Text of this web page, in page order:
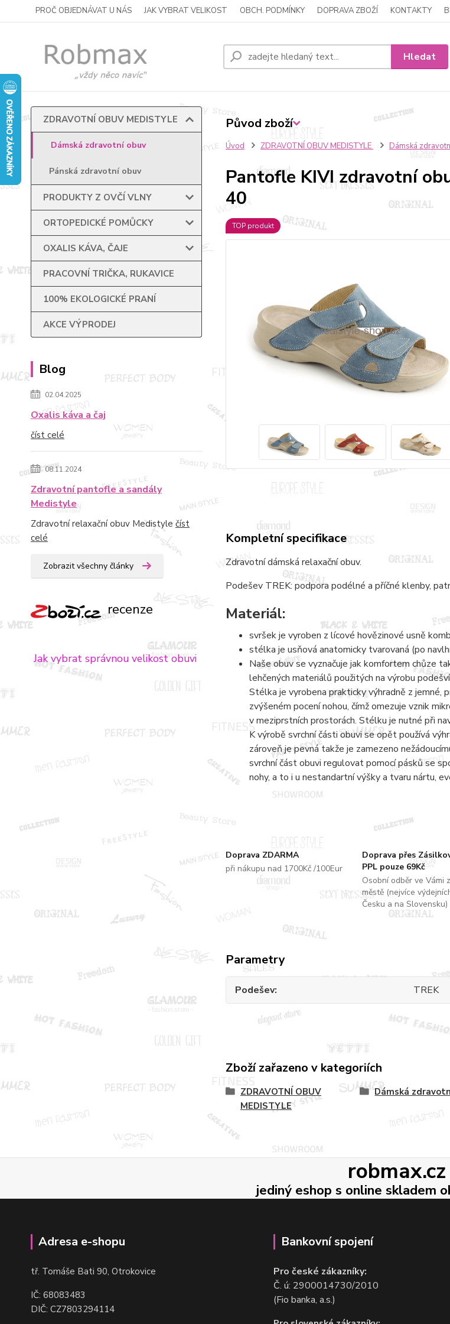
PROČ OBJEDNÁVAT U NÁS JAK VYBRAT VELIKOST OBCH. PODMÍNKY DOPRAVA ZBOŽÍ KONTAKTY
Hledat
ZDRAVOTNÍ OBUV MEDISTYLE
Dámská zdravotní obuv
Pánská zdravotní obuv
PRODUKTY Z OVČÍ VLNY
ORTOPEDICKÉ POMŮCKY
OXALIS KÁVA, ČAJE
PRACOVNÍ TRIČKA, RUKAVICE
100% EKOLOGICKÉ PRANÍ
AKCE VÝPRODEJ
Blog
02.04.2025
Oxalis káva a čaj
číst celé
08.11.2024
Zdravotní pantofle a sandály
Medistyle
Zdravotní relaxační obuv Medistyle číst
celé
Zobrazit všechny články
recenze
Jak vybrat správnou velikost obuvi
Úvod ZDRAVOTNÍ OBUV MEDISTYLE Dámská
Pantofle KIVI zdravotní
40
TOP produkt
Doprava ZDARMA
při nákupu nad 1700Kč /100Eur
Doprava přes
PPL pouze 69Kč
Osobní odběr ve Vámi
městě (nejvíce
Česku a na Slovensku)
Kompletní specifikace
Zdravotní dámská relaxační obuv.
Podešev TREK: podpora podélné a příčné klenby,
Materiál:
svršek je vyroben z lícové hovězinové usně
stélka je usňová anatomicky tvarovaná (po
Naše obuv se vyznačuje jak komfortem chůze
lehčených materiálů použitých na výrobu
Stélka je vyrobena prakticky výhradně z jemné,
zvýšeném pocení nohou, čímž omezuje vznik
v meziprstních prostorách. Stélku je nutné při
K výrobě svrchní části obuvi se opět používá
zároveň je pevná takže je zamezeno
svrchní část obuvi regulovat pomocí pásků se
nohy, a to i u nestandartní výšky a tvaru nártu,
Původ zboží
Parametry
Podešev TREK
Zboží zařazeno v kategoriích
ZDRAVOTNÍ OBUV
MEDISTYLE
Dámská
robmax.cz
jediný eshop s online skladem
Adresa e-shopu
tř. Tomáše Bati 90, Otrokovice
IČ: 68083483
DIČ: CZ7803294114
Bankovní spojení
Pro české zákazníky:
Č. ú: 2900014730/2010
(Fio banka, a.s.)